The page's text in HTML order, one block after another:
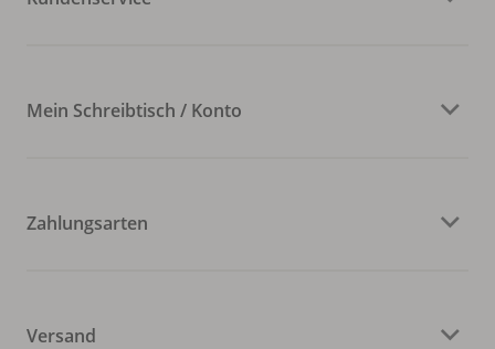
Mein Schreibtisch / Konto
Zahlungsarten
Versand